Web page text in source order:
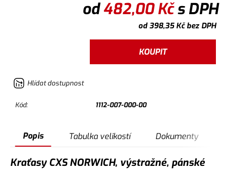
od482,00Kčs DPH
od398,35Kčbez DPH
KOUPIT
Hlídat dostupnost
Kód: 1112-007-000-00
Popis Tabulka velikostí Dokumenty
Kraťasy CXS NORWICH, výstražné, pánské